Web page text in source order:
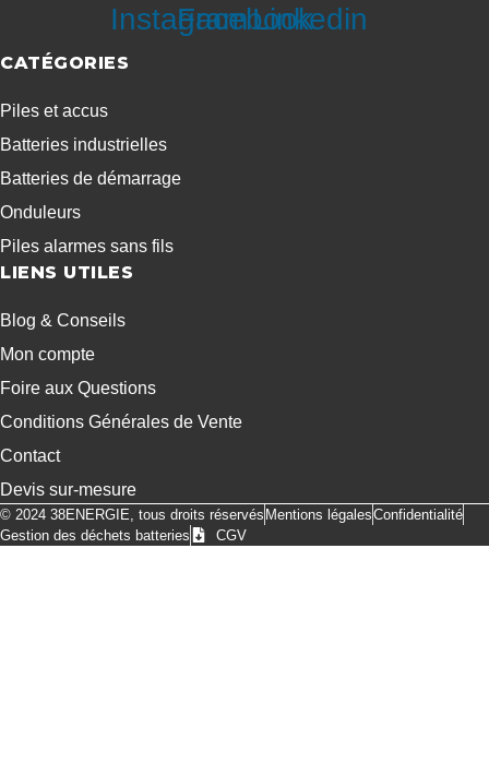
Instagram
Facebook
Linkedin
CATÉGORIES
Piles et accus
Batteries industrielles
Batteries de démarrage
Onduleurs
Piles alarmes sans fils
LIENS UTILES
Blog & Conseils
Mon compte
Foire aux Questions
Conditions Générales de Vente
Contact
Devis sur-mesure
© 2024 38ENERGIE, tous droits réservés Mentions légalesConfidentialité
Gestion des déchets batteries
CGV